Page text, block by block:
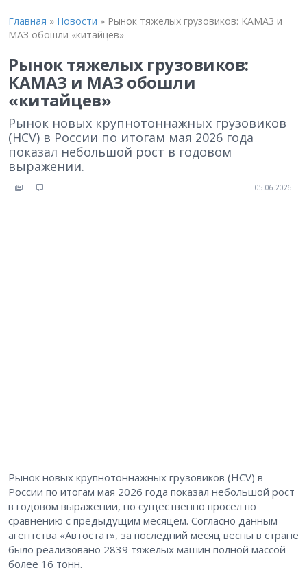
Главная » Новости » Рынок тяжелых грузовиков: КАМАЗ и
МАЗ обошли «китайцев»
Рынок тяжелых грузовиков:
КАМАЗ и МАЗ обошли
«китайцев»
Рынок новых крупнотоннажных грузовиков
(HCV) в России по итогам мая 2026 года
показал небольшой рост в годовом
выражении.
05.06.2026
Рынок новых крупнотоннажных грузовиков (HCV) в
России по итогам мая 2026 года показал небольшой рост
в годовом выражении, но существенно просел по
сравнению с предыдущим месяцем. Согласно данным
агентства «Автостат», за последний месяц весны в стране
было реализовано 2839 тяжелых машин полной массой
более 16 тонн.